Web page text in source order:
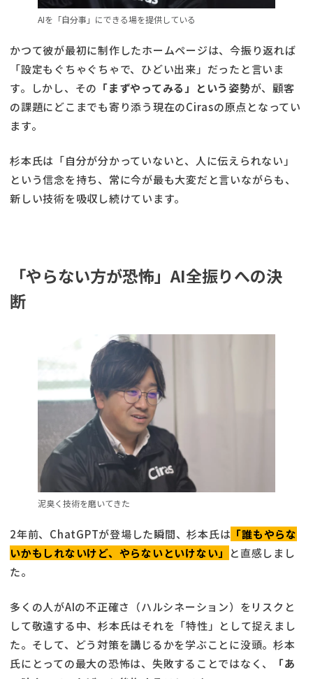
AIを「自分事」にできる場を提供している
かつて彼が最初に制作したホームページは、今振り返れば
「設定もぐちゃぐちゃで、ひどい出来」だったと言いま
す。しかし、その 「まずやってみる」という姿勢が、顧客
の課題にどこまでも寄り添う現在のCirasの原点となってい
ます。
杉本氏は「自分が分かっていないと、人に伝えられない」
という信念を持ち、常に今が最も大変だと言いながらも、
新しい技術を吸収し続けています。
「やらない方が恐怖」AI全振りへの決
断
泥臭く技術を磨いてきた
2年前、ChatGPTが登場した瞬間、杉本氏は 「誰もやらな
いかもしれないけど、やらないといけない」
と直感しまし
た。
多くの人がAIの不正確さ（ハルシネーション）をリスクと
して敬遠する中、杉本氏はそれを「特性」として捉えまし
た。そして、どう対策を講じるかを学ぶことに没頭。杉本
氏にとっての最大の恐怖は、失敗することではなく、
「あ